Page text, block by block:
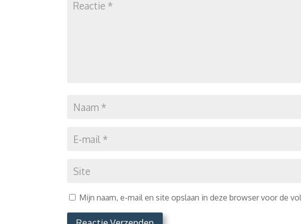
Mijn naam, e-mail en site opslaan in deze browser voor de